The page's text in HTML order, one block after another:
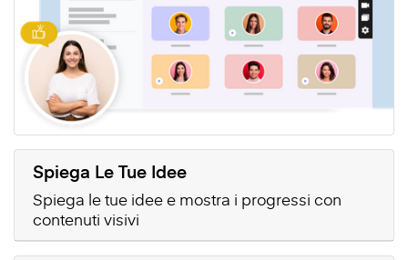
Spiega Le Tue Idee
Spiega le tue idee e mostra i progressi con
contenuti visivi